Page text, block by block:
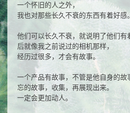
一个怀旧的人之外，
我也对那些长久不衰的东西有着好感
他们可以长久不衰，就说明了他们
后就像我之前说过的相机那样，
经历过很多，才会有故事。
一个产品有故事，不管是他自身的
忘的故事，收集，再展现出来。
一定会更加动人。